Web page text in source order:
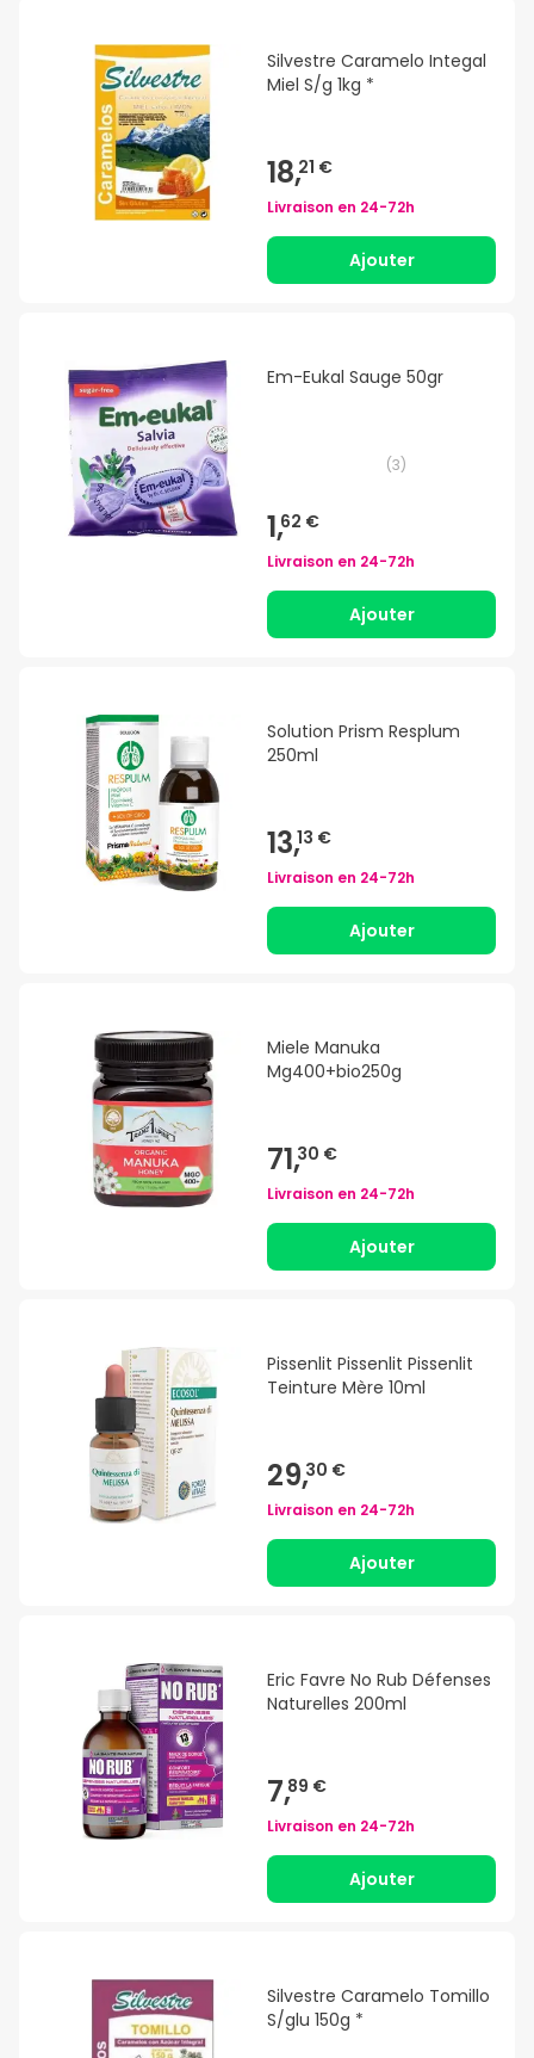
Silvestre Caramelo Integal
Miel S/g 1kg *
18,21 €
Livraison en 24-72h
Ajouter
Em-Eukal Sauge 50gr
(3)
1,62 €
Livraison en 24-72h
Ajouter
Solution Prism Resplum
250ml
13,13 €
Livraison en 24-72h
Ajouter
Miele Manuka
Mg400+bio250g
71,30 €
Livraison en 24-72h
Ajouter
Pissenlit Pissenlit Pissenlit
Teinture Mère 10ml
29,30 €
Livraison en 24-72h
Ajouter
Eric Favre No Rub Défenses
Naturelles 200ml
7,89 €
Livraison en 24-72h
Ajouter
Silvestre Caramelo Tomillo
S/glu 150g *